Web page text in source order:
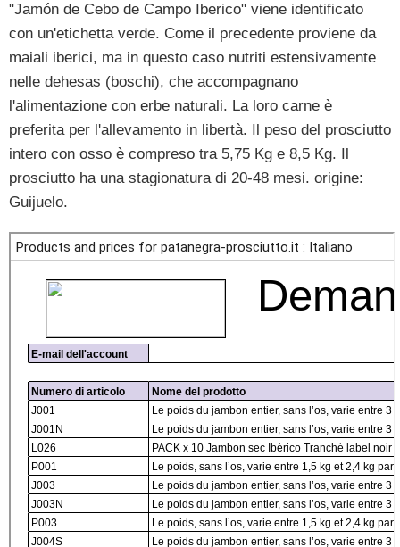
"Jamón de Cebo de Campo Iberico" viene identificato
con un'etichetta verde. Come il precedente proviene da
maiali iberici, ma in questo caso nutriti estensivamente
nelle dehesas (boschi), che accompagnano
l'alimentazione con erbe naturali. La loro carne è
preferita per l'allevamento in libertà. Il peso del prosciutto
intero con osso è compreso tra 5,75 Kg e 8,5 Kg. Il
prosciutto ha una stagionatura di 20-48 mesi. origine:
Guijuelo.